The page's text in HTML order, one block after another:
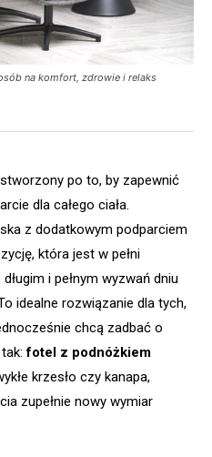
na komfort, zdrowie i relaks
po to, by zapewnić
dla całego ciała.
z dodatkowym podparciem
która jest w pełni
i pełnym wyzwań dniu
idealne rozwiązanie dla tych,
chcą zadbać o
tak:fotel z podnóżkiem
krzesło czy kanapa,
zupełnie nowy wymiar